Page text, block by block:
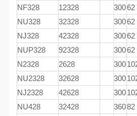
NF328
12328 30062
NU328
32328 30062
NJ328
42328 30062
NUP328
92328 30062
N2328
2628 300
NU2328
32628 300
NJ2328
42628 300
NU428
32428 36082